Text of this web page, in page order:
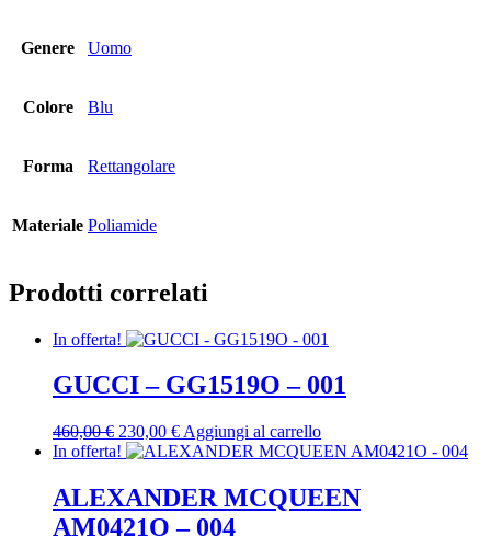
Genere Uomo
Colore Blu
Forma Rettangolare
Materiale Poliamide
Prodotti correlati
In offerta!
GUCCI – GG1519O – 001
460,00€ Il
prezzo
era:
460,00 €.
230,00 €Il
prezzo
è:
230,00 €.
Aggiungi al carrello
In offerta!
ALEXANDER MCQUEEN
AM0421O – 004